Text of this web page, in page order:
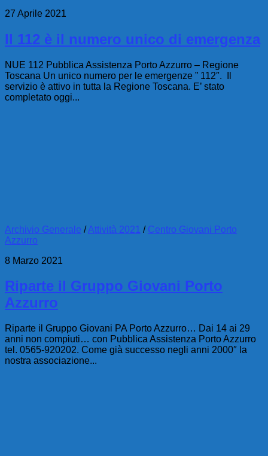
27 Aprile 2021
Il 112 è il numero unico di emergenza
NUE 112 Pubblica Assistenza Porto Azzurro – Regione
Toscana Un unico numero per le emergenze ” 112″. Il
servizio è attivo in tutta la Regione Toscana. E’ stato
completato oggi...
Archivio Generale /Attività 2021 / Centro Giovani Porto
Azzurro
8 Marzo 2021
Riparte il Gruppo Giovani Porto
Azzurro
Riparte il Gruppo Giovani PA Porto Azzurro… Dai 14 ai 29
anni non compiuti… con Pubblica Assistenza Porto Azzurro
tel. 0565-920202. Come già successo negli anni 2000″ la
nostra associazione...